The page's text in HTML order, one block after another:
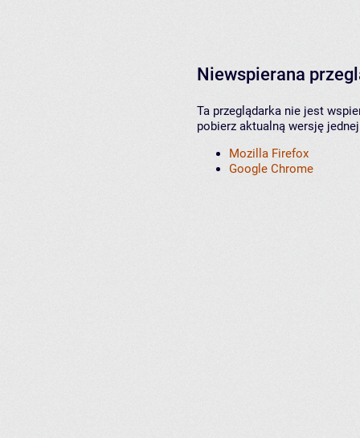
Niewspierana
Ta przeglądarka nie jest
pobierz aktualną wersję
Mozilla Firefox
Google Chrome